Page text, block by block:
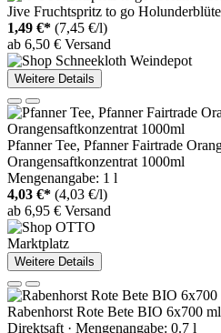
Jive Fruchtspritz to go
1,49 €* (7,45 €/l)
ab 6,50 € Versand
Weitere Details
Pfanner Tee, Pfanner Fairtrade
Orangensaftkonzentrat 1000ml
Mengenangabe: 1 l
4,03 €* (4,03 €/l)
ab 6,95 € Versand
Marktplatz
Weitere Details
Rabenhorst Rote Bete BIO 6x700
Direktsaft · Mengenangabe: 0.7 l